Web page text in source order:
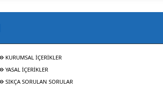
KURUMSAL İÇERİKLER
YASAL İÇERİKLER
SIKÇA SORULAN SORULAR